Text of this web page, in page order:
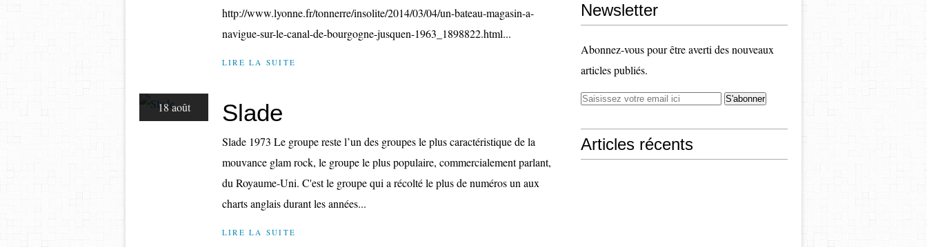
http://www.lyonne.fr/tonnerre/insolite/2014/03/04/un-bateau-magasin-a-
navigue-sur-le-canal-de-bourgogne-jusquen-1963_1898822.html...
LIRE LA SUITE
18 août Slade
Slade 1973 Le groupe reste l’un des groupes le plus caractéristique de la
mouvance glam rock, le groupe le plus populaire, commercialement parlant,
du Royaume-Uni. C'est le groupe qui a récolté le plus de numéros un aux
charts anglais durant les années...
LIRE LA SUITE
Newsletter
Abonnez-vous pour être averti des nouveaux
articles publiés.
Articles récents